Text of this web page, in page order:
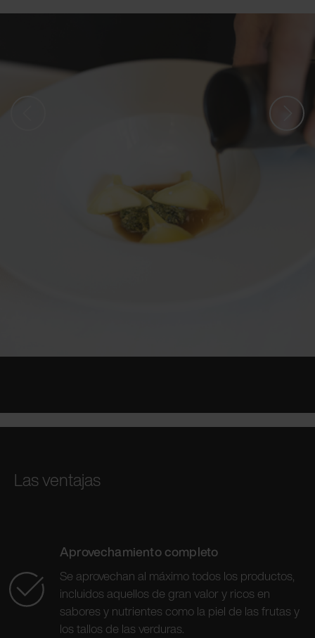
Las ventajas
Aprovechamiento completo
Se aprovechan al máximo todos los productos,
incluidos aquellos de gran valor y ricos en
sabores y nutrientes como la piel de las frutas y
los tallos de las verduras.